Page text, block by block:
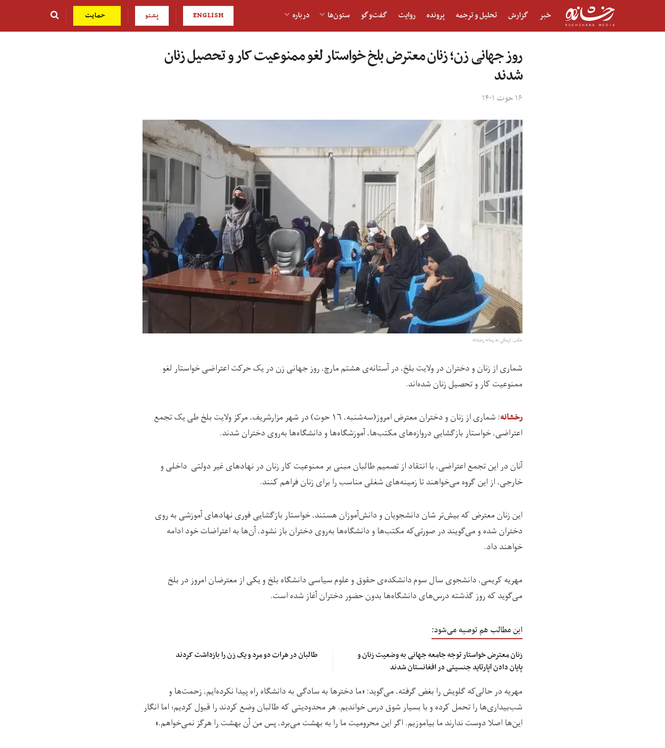
خبر گزارش تحلیل و ترجمه پرونده روایت گفت‌و‎گو ستون‌ها درباره ENGLISH پشتو حمایت
روز جهانی زن؛ زنان معترض بلخ خواستار لغو ممنوعیت کار و تحصیل زنان
شدند
۱۶ حوت ۱۴۰۱
عکس: ارسالی به رسانه رخشانه
شماری از زنان و دختران در ولایت بلخ، در آستانه‌ی هشتم مارچ، روز جهانی زن در یک حرکت اعتراضی خواستار لغو
ممنوعیت کار و تحصیل زنان شده‌اند.
رخشانه
: شماری از زنان و دختران معترض امروز(سه‌شنبه، ۱۶ حوت) در شهر مزارشریف، مرکز ولایت بلخ طی یک تجمع
اعتراضی، خواستار بازگشایی دروازه‌های مکتب‌ها، آموزشگاه‌ها و دانشگاه‌ها به‌روی دختران شدند.
آنان در این تجمع اعتراضی، با انتقاد از تصمیم طالبان مبنی بر ممنوعیت کار زنان در نهادهای غیر دولتی داخلی و
خارجی، از این گروه می‌خواهند تا زمینه‌‌های شغلی مناسب را برای زنان فراهم کنند.
این زنان معترض که بیش‌تر شان دانشجویان و دانش‌آموزان هستند، خواستار بازگشایی فوری نهادهای آموزشی به روی
دختران شده و می‌گویند در صورتی‌که مکتب‌ها و دانشگاه‌ها به‌روی دختران باز نشود، آن‌ها به اعتراضات خود ادامه
خواهند داد.
مهریه کریمی، دانشجوی سال سوم دانشکده‌ی حقوق و علوم سیاسی دانشگاه بلخ و یکی از معترضان امروز در بلخ
می‌گوید که روز گذشته درس‌های دانشگاه‌ها بدون حضور دختران آغاز شده است.
این مطالب هم توصیه می‌شود:
زنان معترض خواستار توجه جامعه جهانی به وضعیت زنان و
پایان دادن آپارتاید جنسیتی در افغانستان شدند
طالبان در هرات دو مرد و یک زن را بازداشت کردند
مهریه در حالی‌که گلویش را بغض گرفته، می‌گوید: «ما دخترها به سادگی به دانشگاه راه پیدا نکرده‌ایم، زحمت‌ها و
شب‌بیداری‌ها را تحمل کرده و با بسیار شوق درس خواندیم. هر محدودیتی که طالبان وضع کردند را قبول کردیم؛ اما انگار
این‌ها اصلا دوست ندارند ما بیاموزیم. اگر این محرومیت ما را به بهشت می‌برد، پس من آن بهشت را هرگز نمی‌خواهم.»